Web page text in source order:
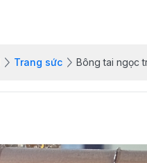
Trang sức Bông tai ngọc